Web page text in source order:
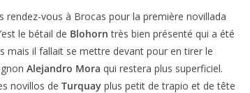
rendez-vous à Brocas pour la première novillada
le bétail de Blohorn très bien présenté qui a été
mais il fallait se mettre devant pour en tirer le
Alejandro Mora qui restera plus superficiel.
novillos de Turquay plus petit de trapio et de tête